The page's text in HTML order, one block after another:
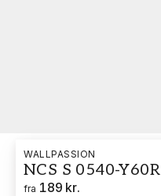
WALLPASSION
NCS S 0540-Y60R
fra 189 kr.